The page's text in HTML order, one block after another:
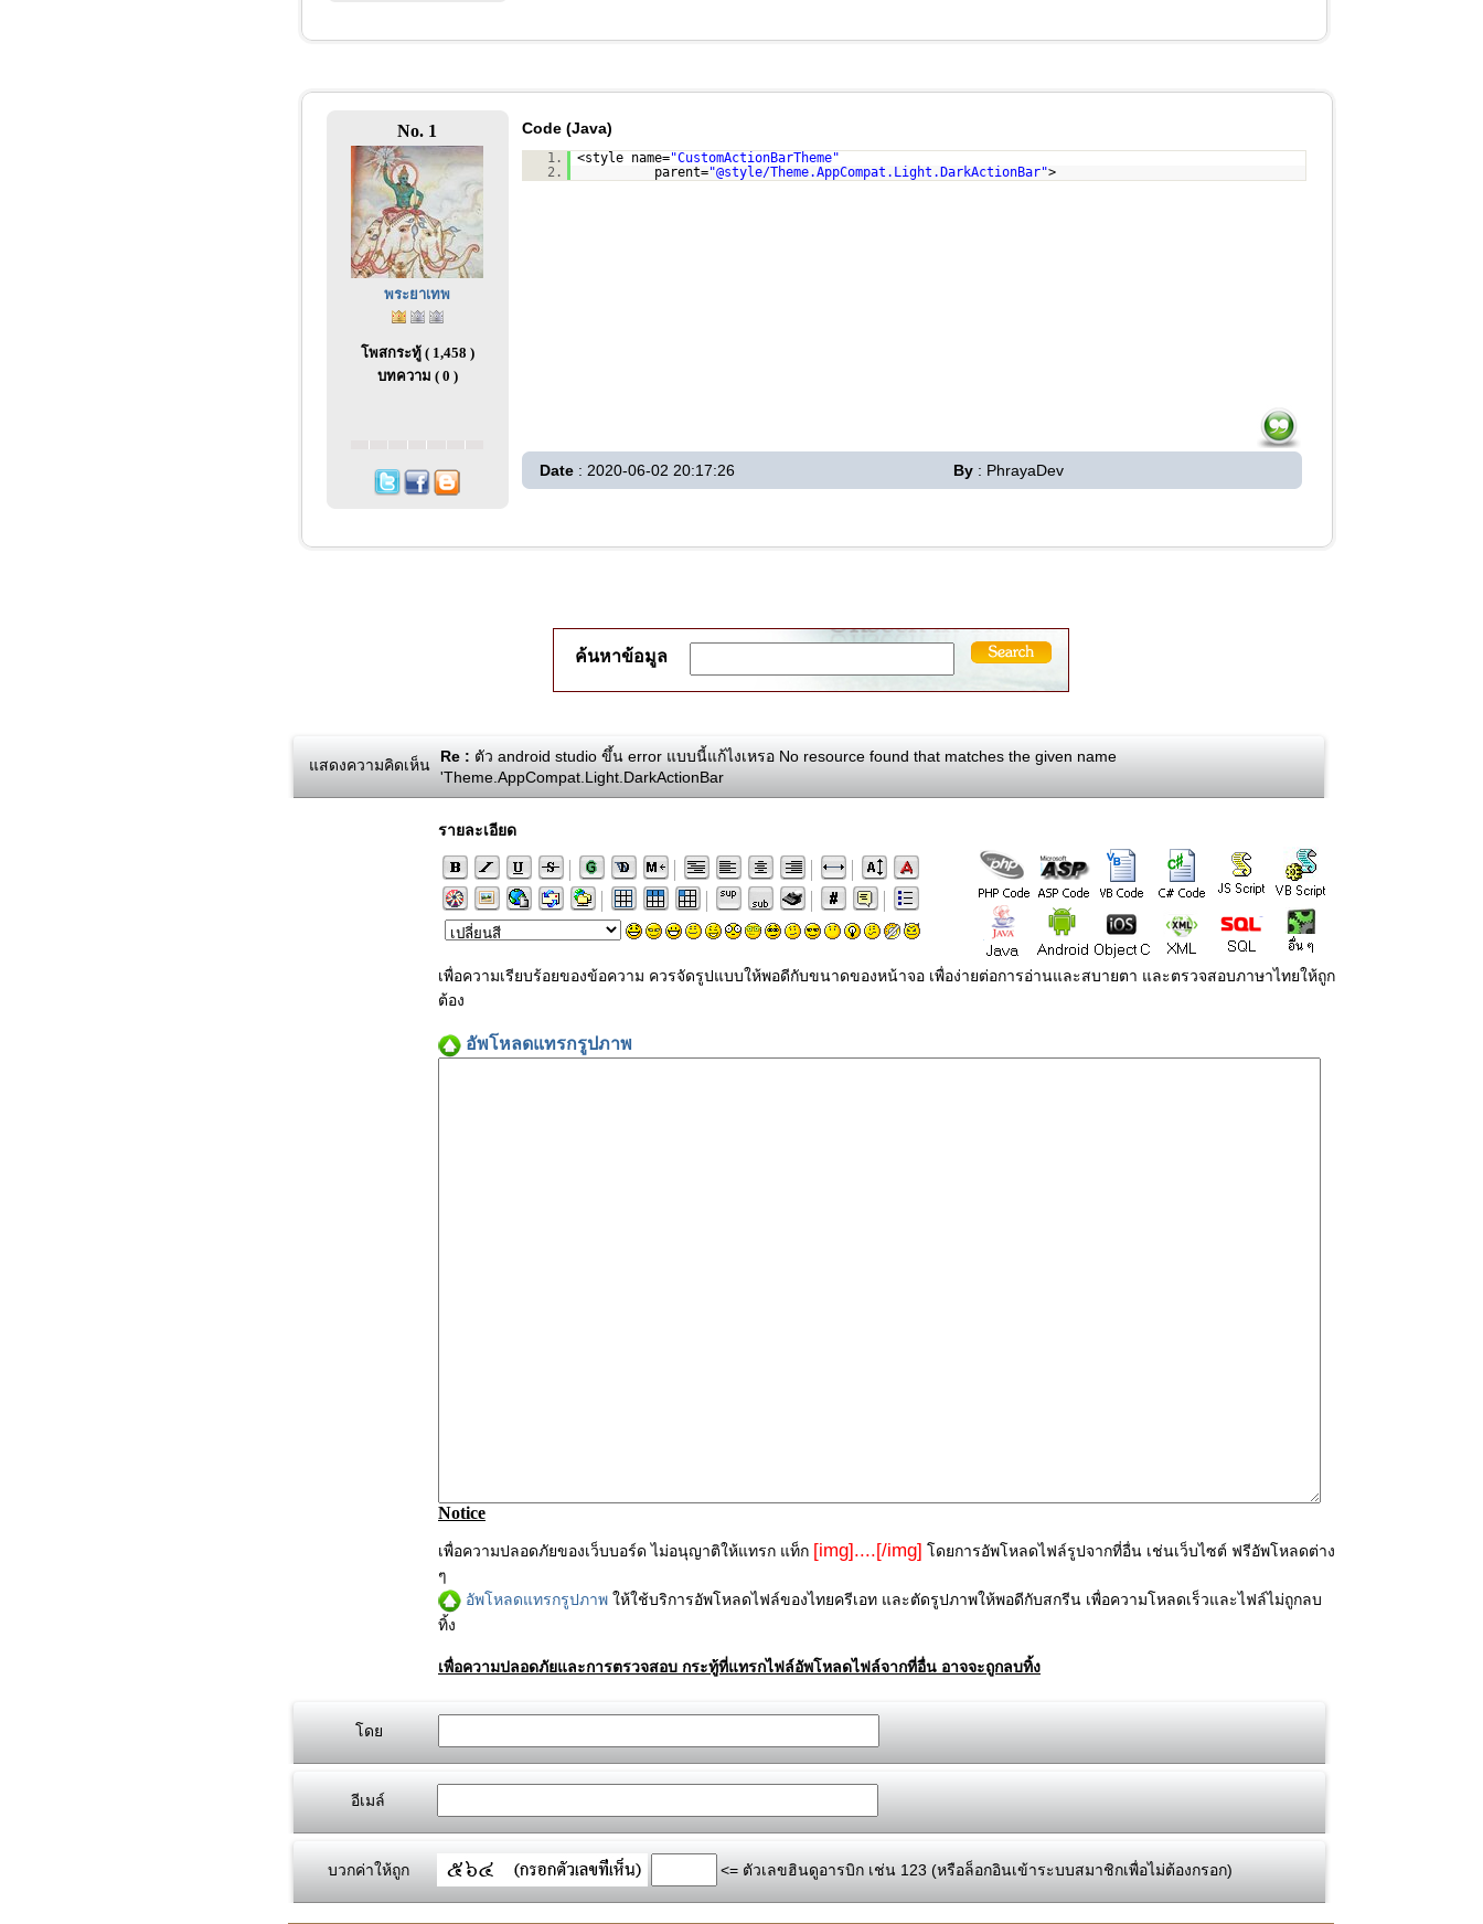
No. 1
พระยาเทพ
โพสกระทู้ ( 1,458 )
บทความ ( 0 )
Code (Java)
1. <style name="CustomActionBarTheme"
2.
parent="@style/Theme.AppCompat.Light.DarkActionBar">
Date : 2020-06-02 20:17:26 By : PhrayaDev
ค้นหาข้อมูล
แสดงความคิดเห็น Re : ตัว android studio ขึ้น error แบบนี้แก้ไงเหรอ No resource found that matches the given name
'Theme.AppCompat.Light.DarkActionBar
รายละเอียด
เพื่อความเรียบร้อยของข้อความ ควรจัดรูปแบบให้พอดีกับขนาดของหน้าจอ เพื่อง่ายต่อการอ่านและสบายตา และตรวจสอบภาษาไทยให้ถูก
ต้อง
อัพโหลดแทรกรูปภาพ
Notice
เพื่อความปลอดภัยของเว็บบอร์ด ไม่อนุญาติให้แทรก แท็ก [img]....[/img] โดยการอัพโหลดไฟล์รูปจากที่อื่น เช่นเว็บไซต์ ฟรีอัพโหลดต่าง
ๆ
อัพโหลดแทรกรูปภาพ ให้ใช้บริการอัพโหลดไฟล์ของไทยครีเอท และตัดรูปภาพให้พอดีกับสกรีน เพื่อความโหลดเร็วและไฟล์ไม่ถูกลบ
ทิ้ง
เพื่อความปลอดภัยและการตรวจสอบ กระทู้ที่แทรกไฟล์อัพโหลดไฟล์จากที่อื่น อาจจะถูกลบทิ้ง
โดย
อีเมล์
บวกค่าให้ถูก <= ตัวเลขฮินดูอารบิก เช่น 123 (หรือล็อกอินเข้าระบบสมาชิกเพื่อไม่ต้องกรอก)